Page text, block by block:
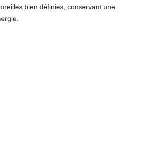
bien définies, conservant une